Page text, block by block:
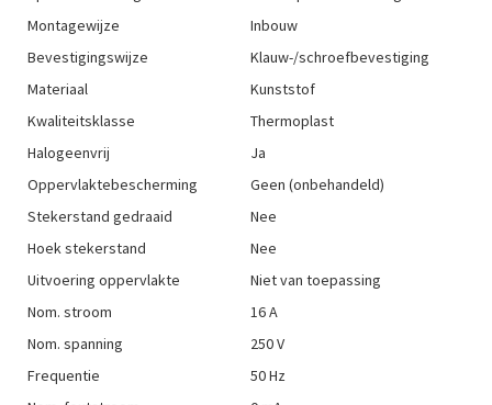
Montagewijze
Inbouw
Bevestigingswijze
Klauw-/schroefbevestiging
Materiaal
Kunststof
Kwaliteitsklasse
Thermoplast
Halogeenvrij
Ja
Oppervlaktebescherming
Geen (onbehandeld)
Stekerstand gedraaid
Nee
Hoek stekerstand
Nee
Uitvoering oppervlakte
Niet van toepassing
Nom. stroom
16 A
Nom. spanning
250 V
Frequentie
50 Hz